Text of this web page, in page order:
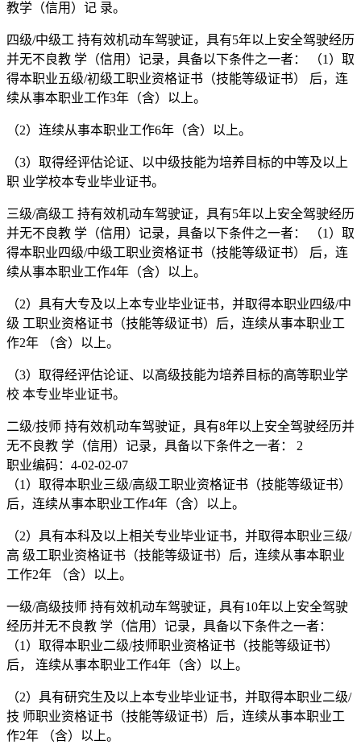
教学（信用）记 录。
四级/中级工 持有效机动车驾驶证，具有5年以上安全驾驶经历
并无不良教 学（信用）记录，具备以下条件之一者： （1）取
得本职业五级/初级工职业资格证书（技能等级证书） 后，连
续从事本职业工作3年（含）以上。
（2）连续从事本职业工作6年（含）以上。
（3）取得经评估论证、以中级技能为培养目标的中等及以上
职 业学校本专业毕业证书。
三级/高级工 持有效机动车驾驶证，具有5年以上安全驾驶经历
并无不良教 学（信用）记录，具备以下条件之一者： （1）取
得本职业四级/中级工职业资格证书（技能等级证书） 后，连
续从事本职业工作4年（含）以上。
（2）具有大专及以上本专业毕业证书，并取得本职业四级/中
级 工职业资格证书（技能等级证书）后，连续从事本职业工
作2年 （含）以上。
（3）取得经评估论证、以高级技能为培养目标的高等职业学
校 本专业毕业证书。
二级/技师 持有效机动车驾驶证，具有8年以上安全驾驶经历并
无不良教 学（信用）记录，具备以下条件之一者： 2
职业编码：4-02-02-07
（1）取得本职业三级/高级工职业资格证书（技能等级证书）
后，连续从事本职业工作4年（含）以上。
（2）具有本科及以上相关专业毕业证书，并取得本职业三级/
高 级工职业资格证书（技能等级证书）后，连续从事本职业
工作2年 （含）以上。
一级/高级技师 持有效机动车驾驶证，具有10年以上安全驾驶
经历并无不良教 学（信用）记录，具备以下条件之一者：
（1）取得本职业二级/技师职业资格证书（技能等级证书）
后， 连续从事本职业工作4年（含）以上。
（2）具有研究生及以上本专业毕业证书，并取得本职业二级/
技 师职业资格证书（技能等级证书）后，连续从事本职业工
作2年 （含）以上。